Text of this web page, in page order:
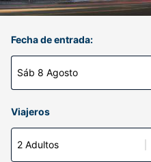
Fecha de entrada:
Sáb 8 Agosto
Viajeros
2 Adultos